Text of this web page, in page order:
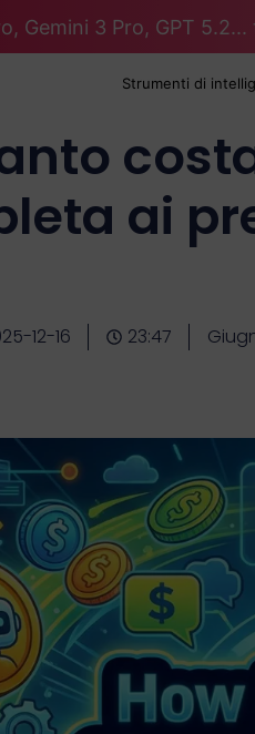
Gemini 3 Pro, GPT
Strumenti di
ai
12-16 23:47